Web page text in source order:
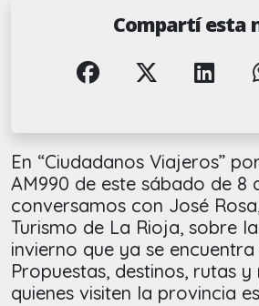
Compartí esta
En “Ciudadanos Viajeros”
AM990 de este sábado de 8
conversamos con José
Turismo de La Rioja, sobre
invierno que ya se encuentra
Propuestas, destinos, rutas
quienes visiten la provincia